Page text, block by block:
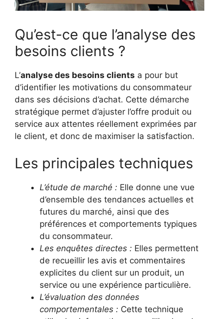
Qu’est-ce que l’analyse des
besoins clients ?
L’analyse des besoins clients a pour but
d’identifier les motivations du consommateur
dans ses décisions d’achat. Cette démarche
stratégique permet d’ajuster l’offre produit ou
service aux attentes réellement exprimées par
le client, et donc de maximiser la satisfaction.
Les principales techniques
L’étude de marché : Elle donne une vue
d’ensemble des tendances actuelles et
futures du marché, ainsi que des
préférences et comportements typiques
du consommateur.
Les enquêtes directes : Elles permettent
de recueillir les avis et commentaires
explicites du client sur un produit, un
service ou une expérience particulière.
L’évaluation des données
comportementales : Cette technique